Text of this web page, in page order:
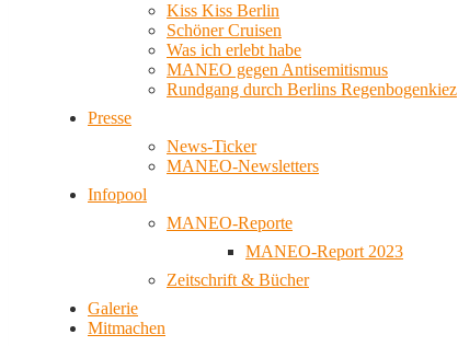
Kiss Kiss Berlin
Schöner Cruisen
Was ich erlebt habe
MANEO gegen Antisemitismus
Rundgang durch Berlins Regenbogenkiez
Presse
News-Ticker
MANEO-Newsletters
Infopool
MANEO-Reporte
MANEO-Report 2023
Zeitschrift & Bücher
Galerie
Mitmachen